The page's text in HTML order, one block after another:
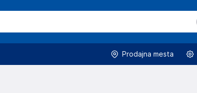
Prodajna mesta